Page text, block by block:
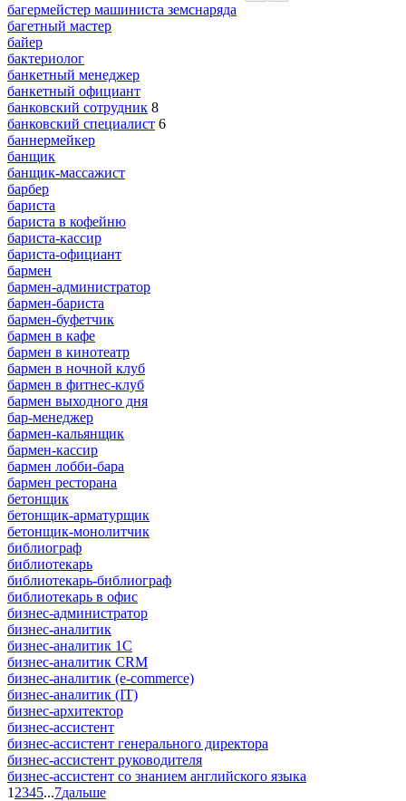
багермейстер машиниста земснаряда
багетный мастер
байер
бактериолог
банкетный менеджер
банкетный официант
банковский сотрудник 8
банковский специалист 6
баннермейкер
банщик
банщик-массажист
барбер
бариста
бариста в кофейню
бариста-кассир
бариста-официант
бармен
бармен-администратор
бармен-бариста
бармен-буфетчик
бармен в кафе
бармен в кинотеатр
бармен в ночной клуб
бармен в фитнес-клуб
бармен выходного дня
бар-менеджер
бармен-кальянщик
бармен-кассир
бармен лобби-бара
бармен ресторана
бетонщик
бетонщик-арматурщик
бетонщик-монолитчик
библиограф
библиотекарь
библиотекарь-библиограф
библиотекарь в офис
бизнес-администратор
бизнес-аналитик
бизнес-аналитик 1С
бизнес-аналитик CRM
бизнес-аналитик (e-commerce)
бизнес-аналитик (IT)
бизнес-архитектор
бизнес-ассистент
бизнес-ассистент генерального директора
бизнес-ассистент руководителя
бизнес-ассистент со знанием английского языка
1 2345...7дальше